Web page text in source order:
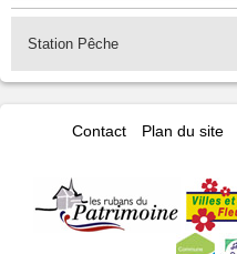
Station Pêche
Contact Plan du site